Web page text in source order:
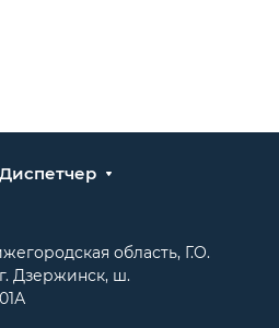
область, Г.О.
Дзержинск, ш.